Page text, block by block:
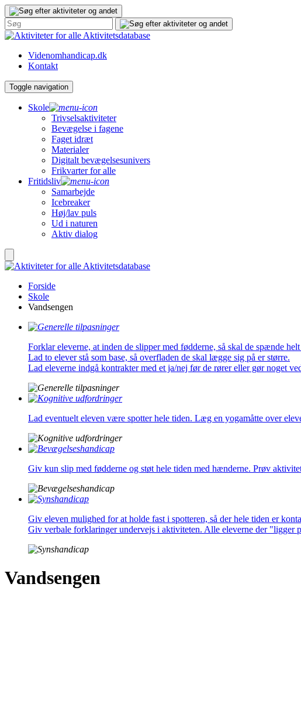
Gå
til
indhold
Aktivitetsdatabase
Videnomhandicap.dk
Kontakt
Toggle navigation
Skole
Trivselsaktiviteter
Bevægelse i fagene
Faget idræt
Materialer
Digitalt bevægelsesunivers
Frikvarter for alle
Fritidsliv
Samarbejde
Icebreaker
Høj/lav puls
Ud i naturen
Aktiv dialog
Aktivitetsdatabase
Forside
Skole
Vandsengen
Forklar eleverne, at inden de slipper med fødderne, så skal de spænde
Lad to elever stå som base, så overfladen de skal lægge sig på er større.
Lad eleverne indgå kontrakter med et ja/nej før de rører eller gør noget
Lad eventuelt eleven være spotter hele tiden. Læg en yogamåtte over
Giv kun slip med fødderne og støt hele tiden med hænderne. Prøv
Giv eleven mulighed for at holde fast i spotteren, så der hele tiden er
Giv verbale forklaringer undervejs i aktiviteten. Alle eleverne der "ligger
Vandsengen